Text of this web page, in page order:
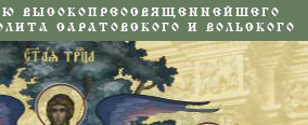
ВЫСОКОПРЕОСВЯЩЕННЕЙШЕГО
САРАТОВСКОГО И ВОЛЬСКОГО